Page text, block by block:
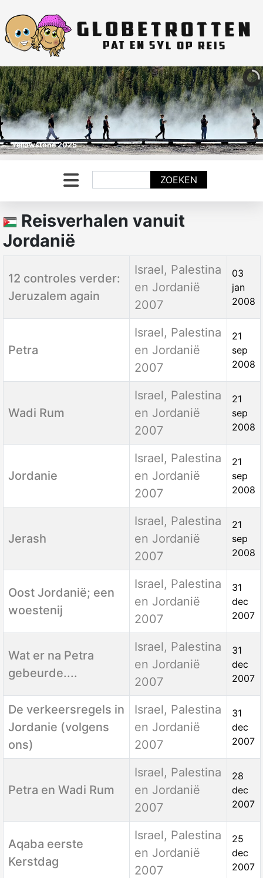
Yellowstone 2025
ZOEKEN
Reisverhalen vanuit
Jordanië
Aanmaakdatum
12 controles verder:
Jeruzalem again
Israel, Palestina
en Jordanië
2007
03
jan
2008
Petra
Israel, Palestina
en Jordanië
2007
21
sep
2008
Wadi Rum
Israel, Palestina
en Jordanië
2007
21
sep
2008
Jordanie
Israel, Palestina
en Jordanië
2007
21
sep
2008
Jerash
Israel, Palestina
en Jordanië
2007
21
sep
2008
Oost Jordanië; een
woestenij
Israel, Palestina
en Jordanië
2007
31
dec
2007
Wat er na Petra
gebeurde....
Israel, Palestina
en Jordanië
2007
31
dec
2007
De verkeersregels in
Jordanie (volgens
ons)
Israel, Palestina
en Jordanië
2007
31
dec
2007
Petra en Wadi Rum
Israel, Palestina
en Jordanië
2007
28
dec
2007
Aqaba eerste
Kerstdag
Israel, Palestina
en Jordanië
2007
25
dec
2007